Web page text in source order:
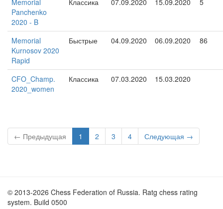
Memorial
Panchenko
2020 - B
Классика 07.09.2020 15.09.2020 5
Memorial
Kurnosov 2020
Rapid
Быстрые 04.09.2020 06.09.2020 86
CFO_Champ.
2020_women
Классика 07.03.2020 15.03.2020
← Предыдущая 1 2 3 4 Следующая →
© 2013-2026 Chess Federation of Russia. Ratg chess rating
system. Build 0500